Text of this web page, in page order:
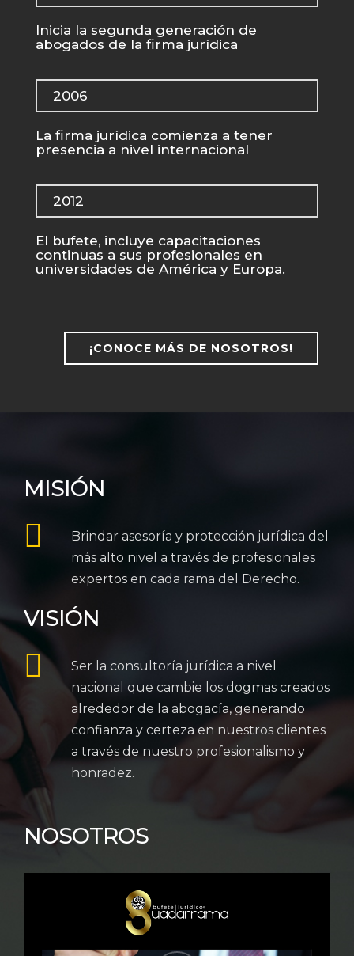
Inicia la segunda generación de
abogados de la firma jurídica
2006
La firma jurídica comienza a tener
presencia a nivel internacional
2012
El bufete, incluye capacitaciones
continuas a sus profesionales en
universidades de América y Europa.
¡CONOCE MÁS DE NOSOTROS!
MISIÓN
Brindar asesoría y protección jurídica del
más alto nivel a través de profesionales
expertos en cada rama del Derecho.
VISIÓN
Ser la consultoría jurídica a nivel
nacional que cambie los dogmas creados
alrededor de la abogacía, generando
confianza y certeza en nuestros clientes
a través de nuestro profesionalismo y
honradez.
NOSOTROS